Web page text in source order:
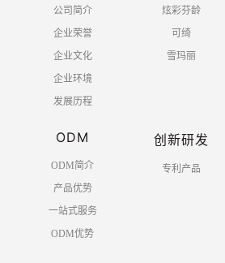
公司简介
企业荣誉
企业文化
企业环境
发展历程
炫彩芬龄
可绮
雪玛丽
ODM
ODM简介
产品优势
一站式服务
ODM优势
创新研发
专利产品